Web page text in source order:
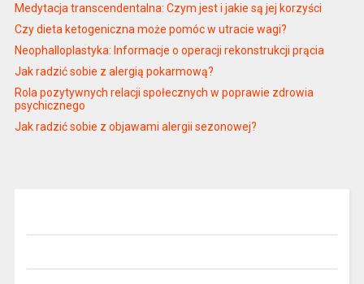
Medytacja transcendentalna: Czym jest i jakie są jej korzyści
Czy dieta ketogeniczna może pomóc w utracie wagi?
Neophalloplastyka: Informacje o operacji rekonstrukcji prącia
Jak radzić sobie z alergią pokarmową?
Rola pozytywnych relacji społecznych w poprawie zdrowia
psychicznego
Jak radzić sobie z objawami alergii sezonowej?